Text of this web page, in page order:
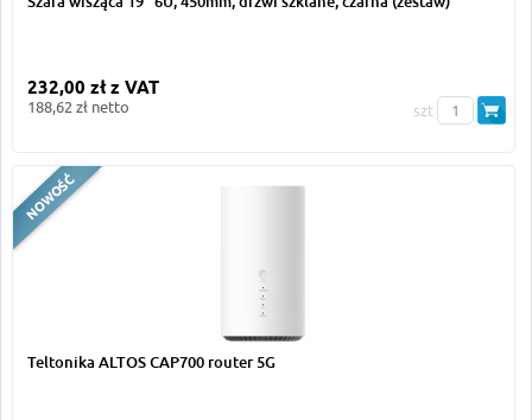
232,00 zł z VAT
188,62 zł netto szt
Teltonika ALTOS CAP700 router 5G